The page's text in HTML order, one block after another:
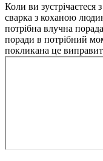
Коли ви зустрічаєтеся
сварка з коханою
потрібна влучна
поради в потрібний
покликана це